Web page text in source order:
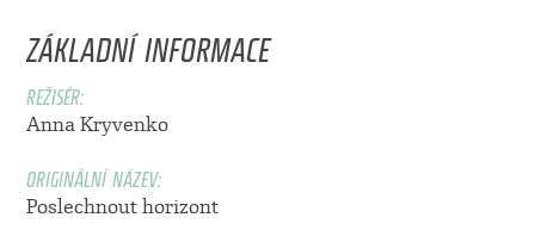
ZÁKLADNÍ INFORMACE
REŽISÉR:
Anna Kryvenko
ORIGINÁLNÍ NÁZEV:
Poslechnout horizont